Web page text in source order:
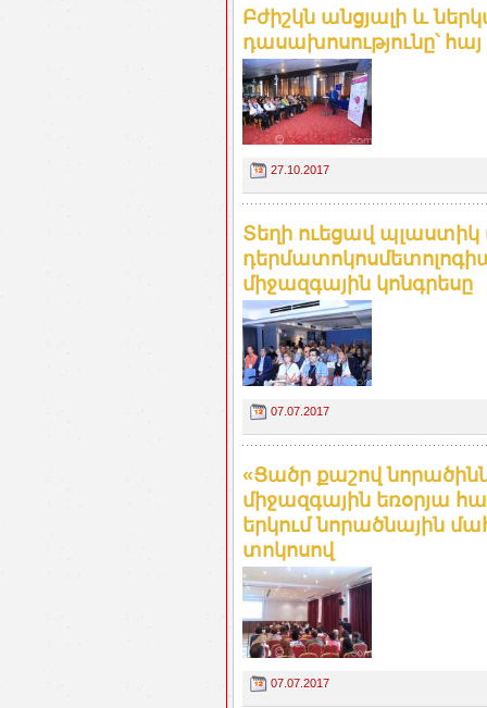
Բժիշկն անցյալի և
դասախոսությունը՝ հայ
27.10.2017
Տեղի ուեցավ պլաստիկ
միջազգային կոնգրեսը
07.07.2017
«Ցածր քաշով
միջազգային եռօրյա
երկում նորածնային
տոկոսով
07.07.2017